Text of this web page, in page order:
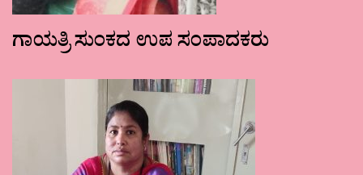
ಗಾಯತ್ರಿ ಸುಂಕದ ಉಪ ಸಂಪಾದಕರು